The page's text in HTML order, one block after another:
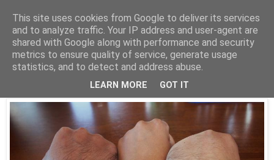
Parakato.gr
Καθώς μας «θερίζει» ο καρκίνος!...
This site uses cookies from Google to deliver its services
and to analyze traffic. Your IP address and user-agent are
shared with Google along with performance and security
metrics to ensure quality of service, generate usage
statistics, and to detect and address abuse.
LEARN MORE GOT IT